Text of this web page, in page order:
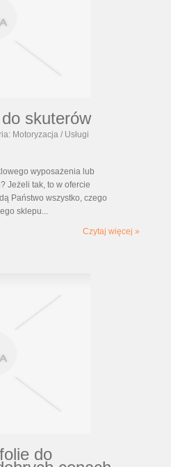
skuterów
Motoryzacja / Usługi
wyposażenia lub
Jeżeli tak, to w ofercie
Państwo wszystko, czego
sklepu...
Czytaj więcej »
do